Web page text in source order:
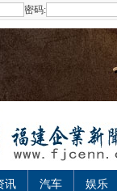
密码:
讯 汽车 娱乐